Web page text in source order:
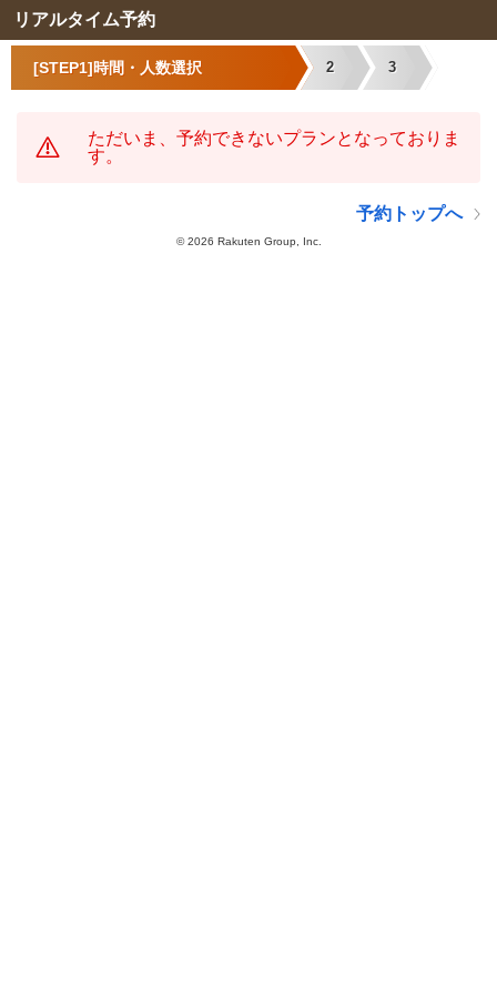
リアルタイム予約
[STEP1]時間・人数選択 2 3
ただいま、予約できないプランとなっておりま
す。
予約トップへ
©2026 Rakuten Group, Inc.